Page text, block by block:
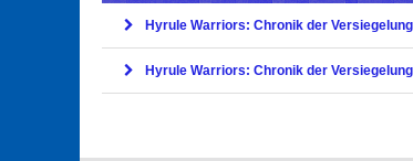
Hyrule Warriors: Chronik der
Hyrule Warriors: Chronik der